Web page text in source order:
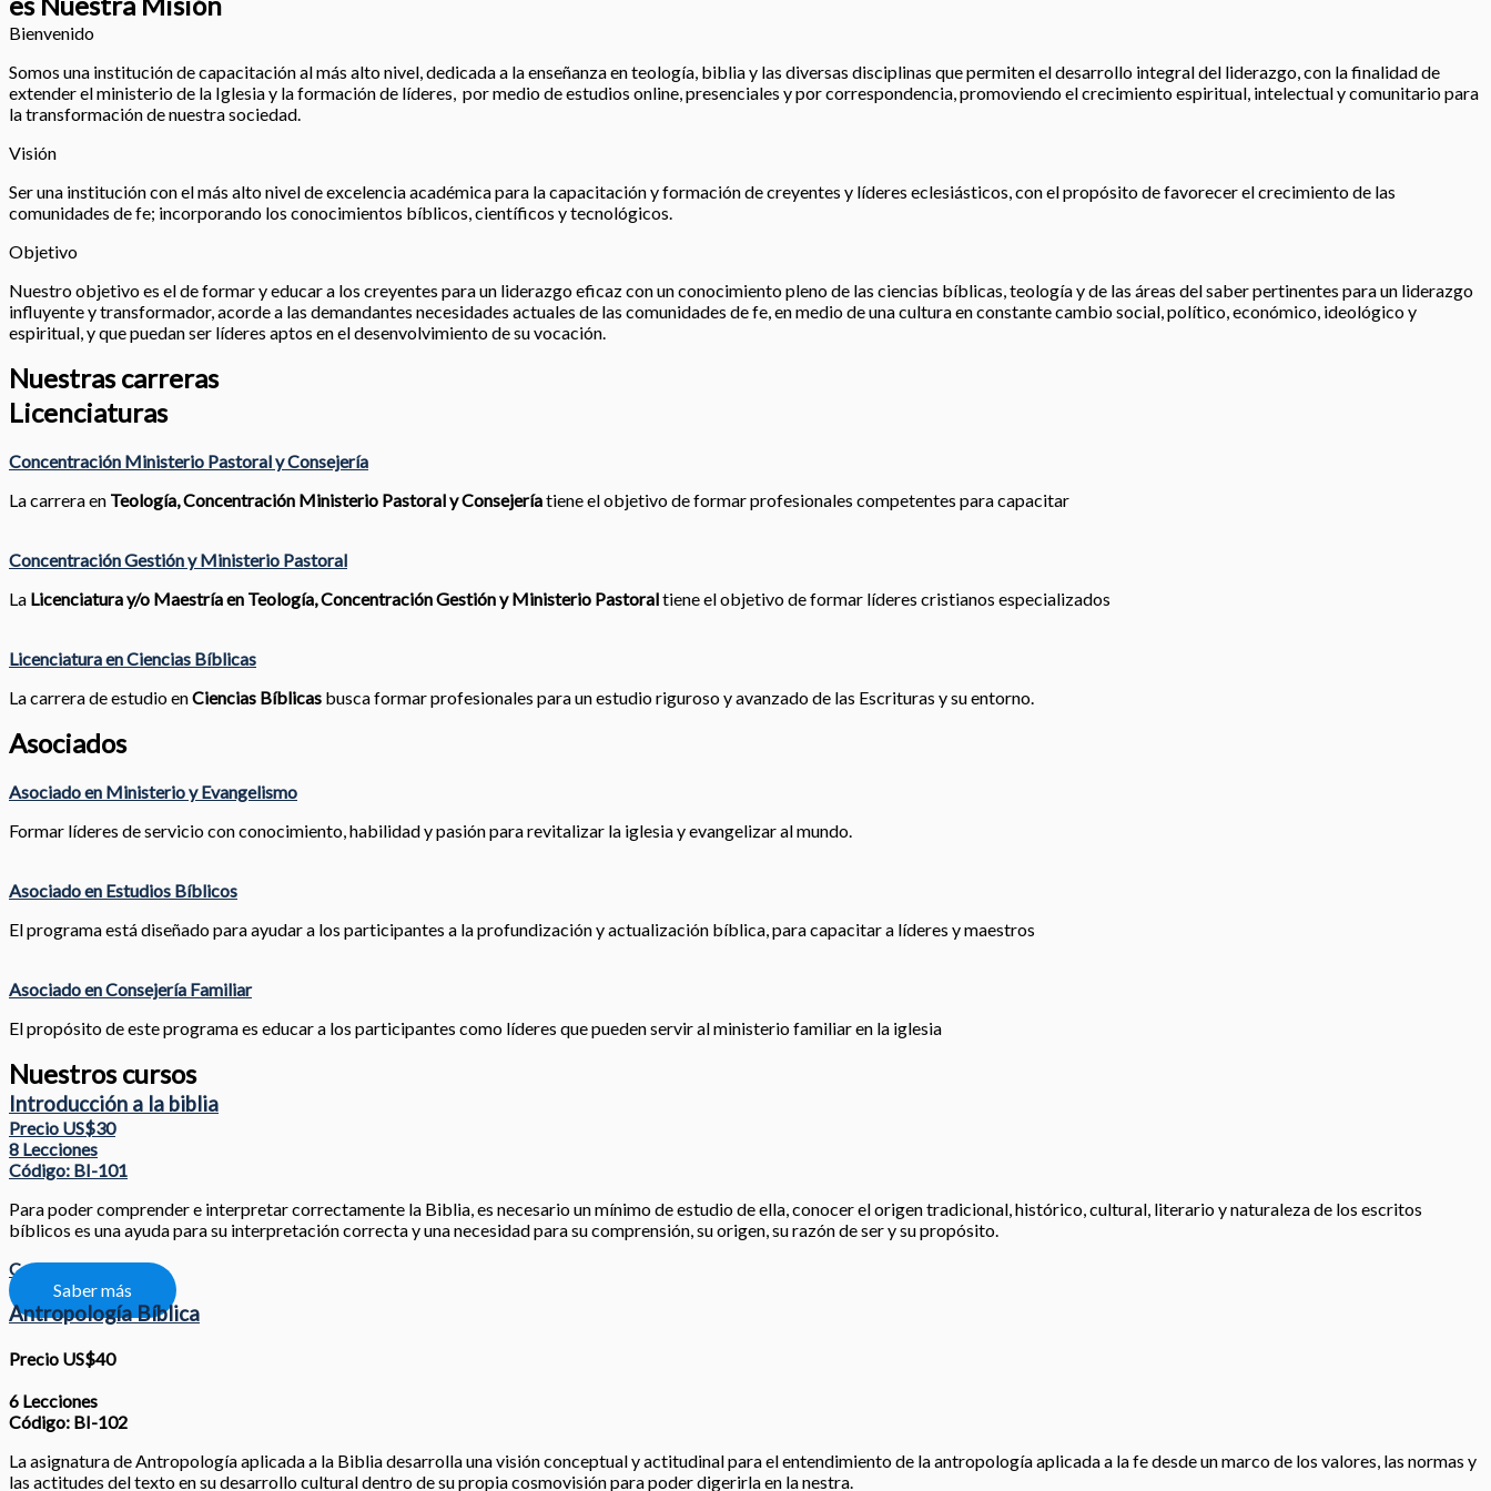
Bienvenido
Somos una institución de capacitación al más alto nivel, dedicada a la enseñanza en teología, biblia y las diversas disciplinas que permiten el desarrollo integral del liderazgo, con la finalidad de
extender el ministerio de la Iglesia y la formación de líderes, por medio de estudios online, presenciales y por correspondencia, promoviendo el crecimiento espiritual, intelectual y comunitario para
la transformación de nuestra sociedad.
Visión
Ser una institución con el más alto nivel de excelencia académica para la capacitación y formación de creyentes y líderes eclesiásticos, con el propósito de favorecer el crecimiento de las
comunidades de fe; incorporando los conocimientos bíblicos, científicos y tecnológicos.
Objetivo
Nuestro objetivo es el de formar y educar a los creyentes para un liderazgo eficaz con un conocimiento pleno de las ciencias bíblicas, teología y de las áreas del saber pertinentes para un liderazgo
influyente y transformador, acorde a las demandantes necesidades actuales de las comunidades de fe, en medio de una cultura en constante cambio social, político, económico, ideológico y
espiritual, y que puedan ser líderes aptos en el desenvolvimiento de su vocación.
Nuestras carreras
Licenciaturas
Concentración Ministerio Pastoral y Consejería
La carrera en Teología, Concentración Ministerio Pastoral y Consejeríatiene el objetivo de formar profesionales competentes para capacitar
Concentración Gestión y Ministerio Pastoral
La Licenciatura y/o Maestría en Teología, Concentración Gestión y Ministerio Pastoraltiene el objetivo de formar líderes cristianos especializados
Licenciatura en Ciencias Bíblicas
La carrera de estudio enCiencias Bíblicas busca formar profesionales para un estudio riguroso y avanzado de las Escrituras y su entorno.
Asociados
Asociado en Ministerio y Evangelismo
Formar líderes de servicio con conocimiento, habilidad y pasión para revitalizar la iglesia y evangelizar al mundo.
Asociado en Estudios Bíblicos
El programa está diseñado para ayudar a los participantes a la profundización y actualización bíblica, para capacitar a líderes y maestros
Asociado en Consejería Familiar
El propósito de este programa es educar a los participantes como líderes que pueden servir al ministerio familiar en la iglesia
Nuestros cursos
Introducción a la biblia
Precio US$30
8 Lecciones
Código: BI-101
Para poder comprender e interpretar correctamente la Biblia, es necesario un mínimo de estudio de ella, conocer el origen tradicional, histórico, cultural, literario y naturaleza de los escritos
bíblicos es una ayuda para su interpretación correcta y una necesidad para su comprensión, su origen, su razón de ser y su propósito.
Compartir
Saber más
Antropología Bíblica
Precio US$40
6 Lecciones
Código: BI-102
La asignatura de Antropología aplicada a la Biblia desarrolla una visión conceptual y actitudinal para el entendimiento de la antropología aplicada a la fe desde un marco de los valores, las normas y
las actitudes del texto en su desarrollo cultural dentro de su propia cosmovisión para poder digerirla en la nestra.